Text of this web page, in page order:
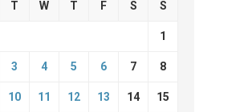
T W T F S S
1
3 4 5 6 7 8
10 11 12 13 14 15